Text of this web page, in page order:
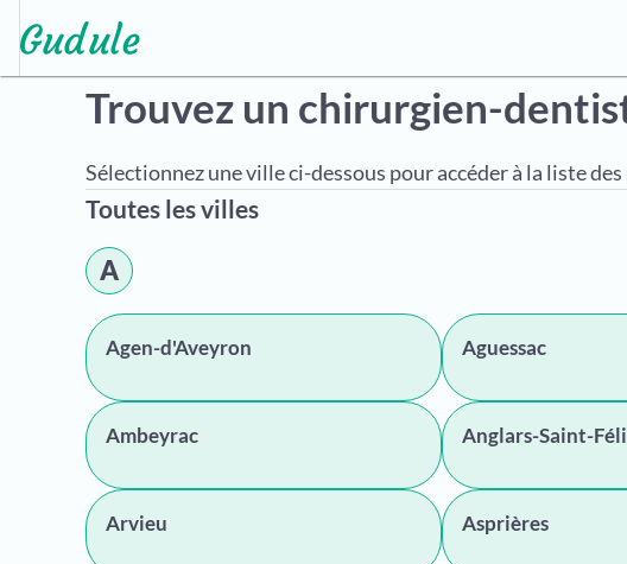
Trouvez un chirurgien-
Sélectionnez une ville ci-dessous pour accéder à la liste
Toutes les villes
A
Agen-d'Aveyron Aguessac
Ambeyrac Anglars-Saint-
Arvieu Asprières